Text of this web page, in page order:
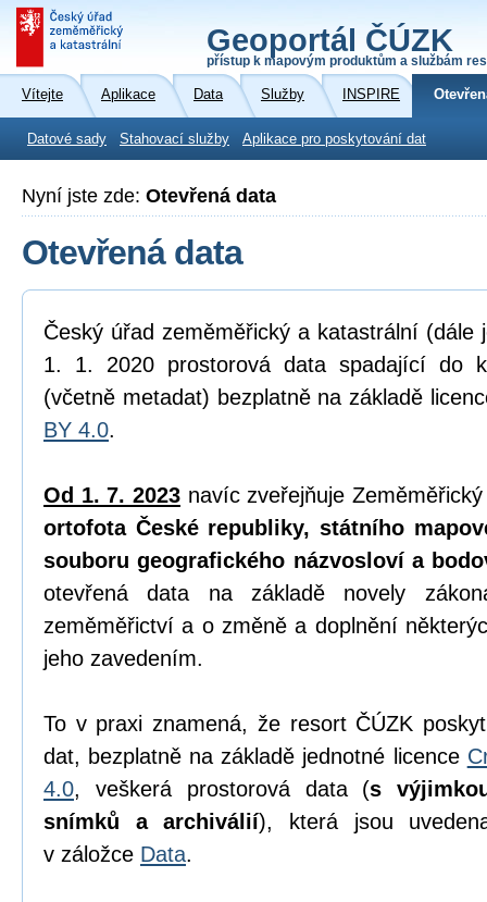
Geoportál ČÚZK
přístup k mapovým produktům a službám
Vítejte Aplikace Data Služby INSPIRE
Datové sady Stahovací služby Aplikace pro poskytování dat
Nyní jste zde: Otevřená data
Otevřená data
Český úřad zeměměřický a katastrální (dále
1. 1. 2020 prostorová data spadající do
(včetně metadat) bezplatně na základě
BY 4.0.
Od 1. 7. 2023 navíc zveřejňuje
ortofota České republiky, státního
souboru geografického názvosloví a
otevřená data na základě novely
zeměměřictví a o změně a doplnění
jeho zavedením.
To v praxi znamená, že resort ČÚZK
dat, bezplatně na základě jednotné licence
4.0, veškerá prostorová data (s
snímků a archiválií), která jsou
v záložce Data.